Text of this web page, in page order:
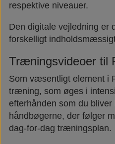
respektive niveauer.
Den digitale vejledning er
forskelligt
Træningsvideoer til
Som væsentligt element i
træning, som øges i
efterhånden som du bliver
håndbøgerne, der følger
dag-for-dag træningsplan.